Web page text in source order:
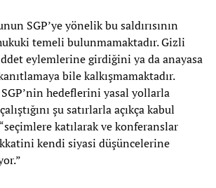
SGP’ye yönelik bu saldırısının
temeli bulunmamaktadır. Gizli
eylemlerine girdiğini ya da anayasa
bile kalkışmamaktadır.
hedeflerini yasal yollarla
şu satırlarla açıkça kabul
katılarak ve konferanslar
kendi siyasi düşüncelerine